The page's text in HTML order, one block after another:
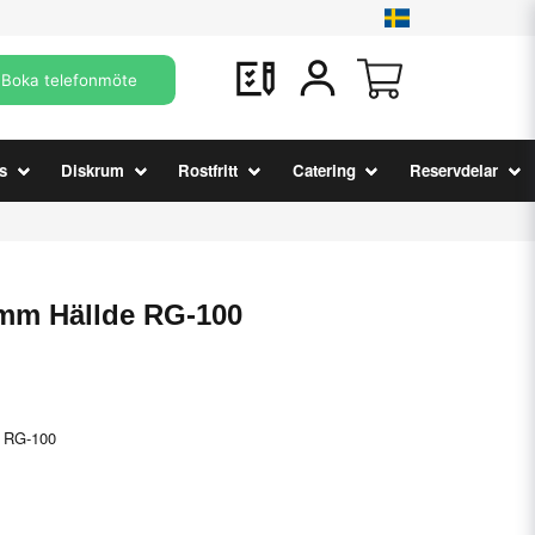
Boka telefonmöte
Diskrum Rostfritt Catering Reservdelar
Hällde RG-100
100